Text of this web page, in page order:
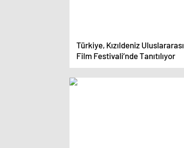
Türkiye, Kızıldeniz Uluslararası
Film Festivali’nde Tanıtılıyor